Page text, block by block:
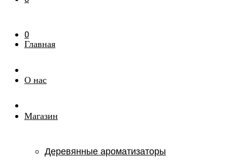
0
Главная
О нас
Магазин
Деревянные ароматизаторы